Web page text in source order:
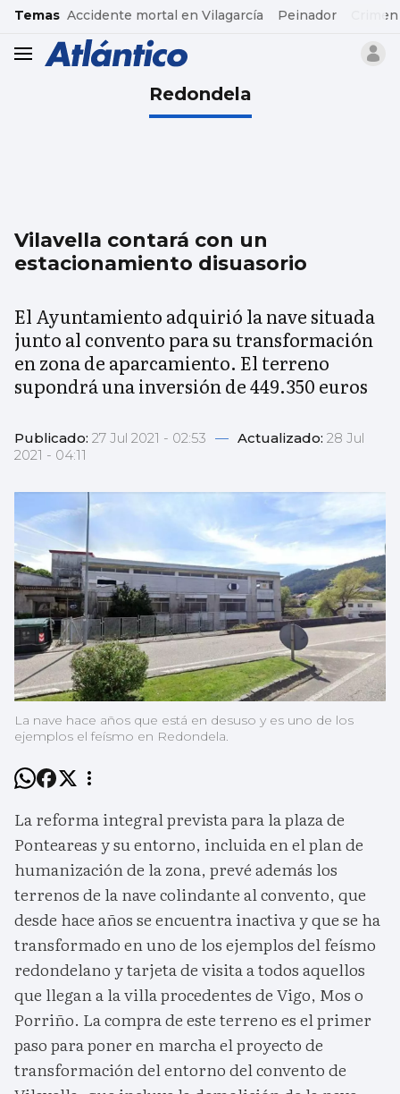
common.go-to-content
Temas Accidente mortal en Vilagarcía Peinador
header.menu.open
Redondela
Vilavella contará con un
estacionamiento disuasorio
El Ayuntamiento adquirió la nave situada
junto al convento para su transformación
en zona de aparcamiento. El terreno
supondrá una inversión de 449.350 euros
Publicado: 27 Jul 2021 - 02:53 — Actualizado: 28 Jul
2021 - 04:11
La nave hace años que está en desuso y es uno de los
ejemplos el feísmo en Redondela.
La reforma integral prevista para la plaza de
Ponteareas y su entorno, incluida en el plan de
humanización de la zona, prevé además los
terrenos de la nave colindante al convento, que
desde hace años se encuentra inactiva y que se ha
transformado en uno de los ejemplos del feísmo
redondelano y tarjeta de visita a todos aquellos
que llegan a la villa procedentes de Vigo, Mos o
Porriño. La compra de este terreno es el primer
paso para poner en marcha el proyecto de
transformación del entorno del convento de